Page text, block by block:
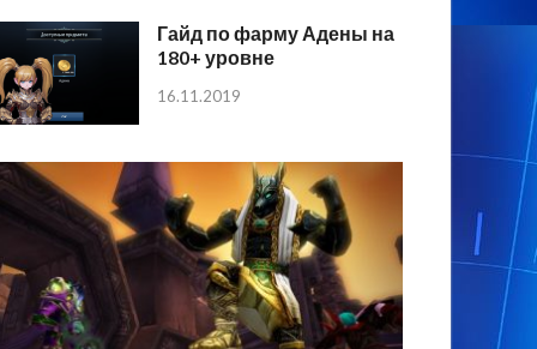
Гайд по фарму Адены на
180+ уровне
16.11.2019